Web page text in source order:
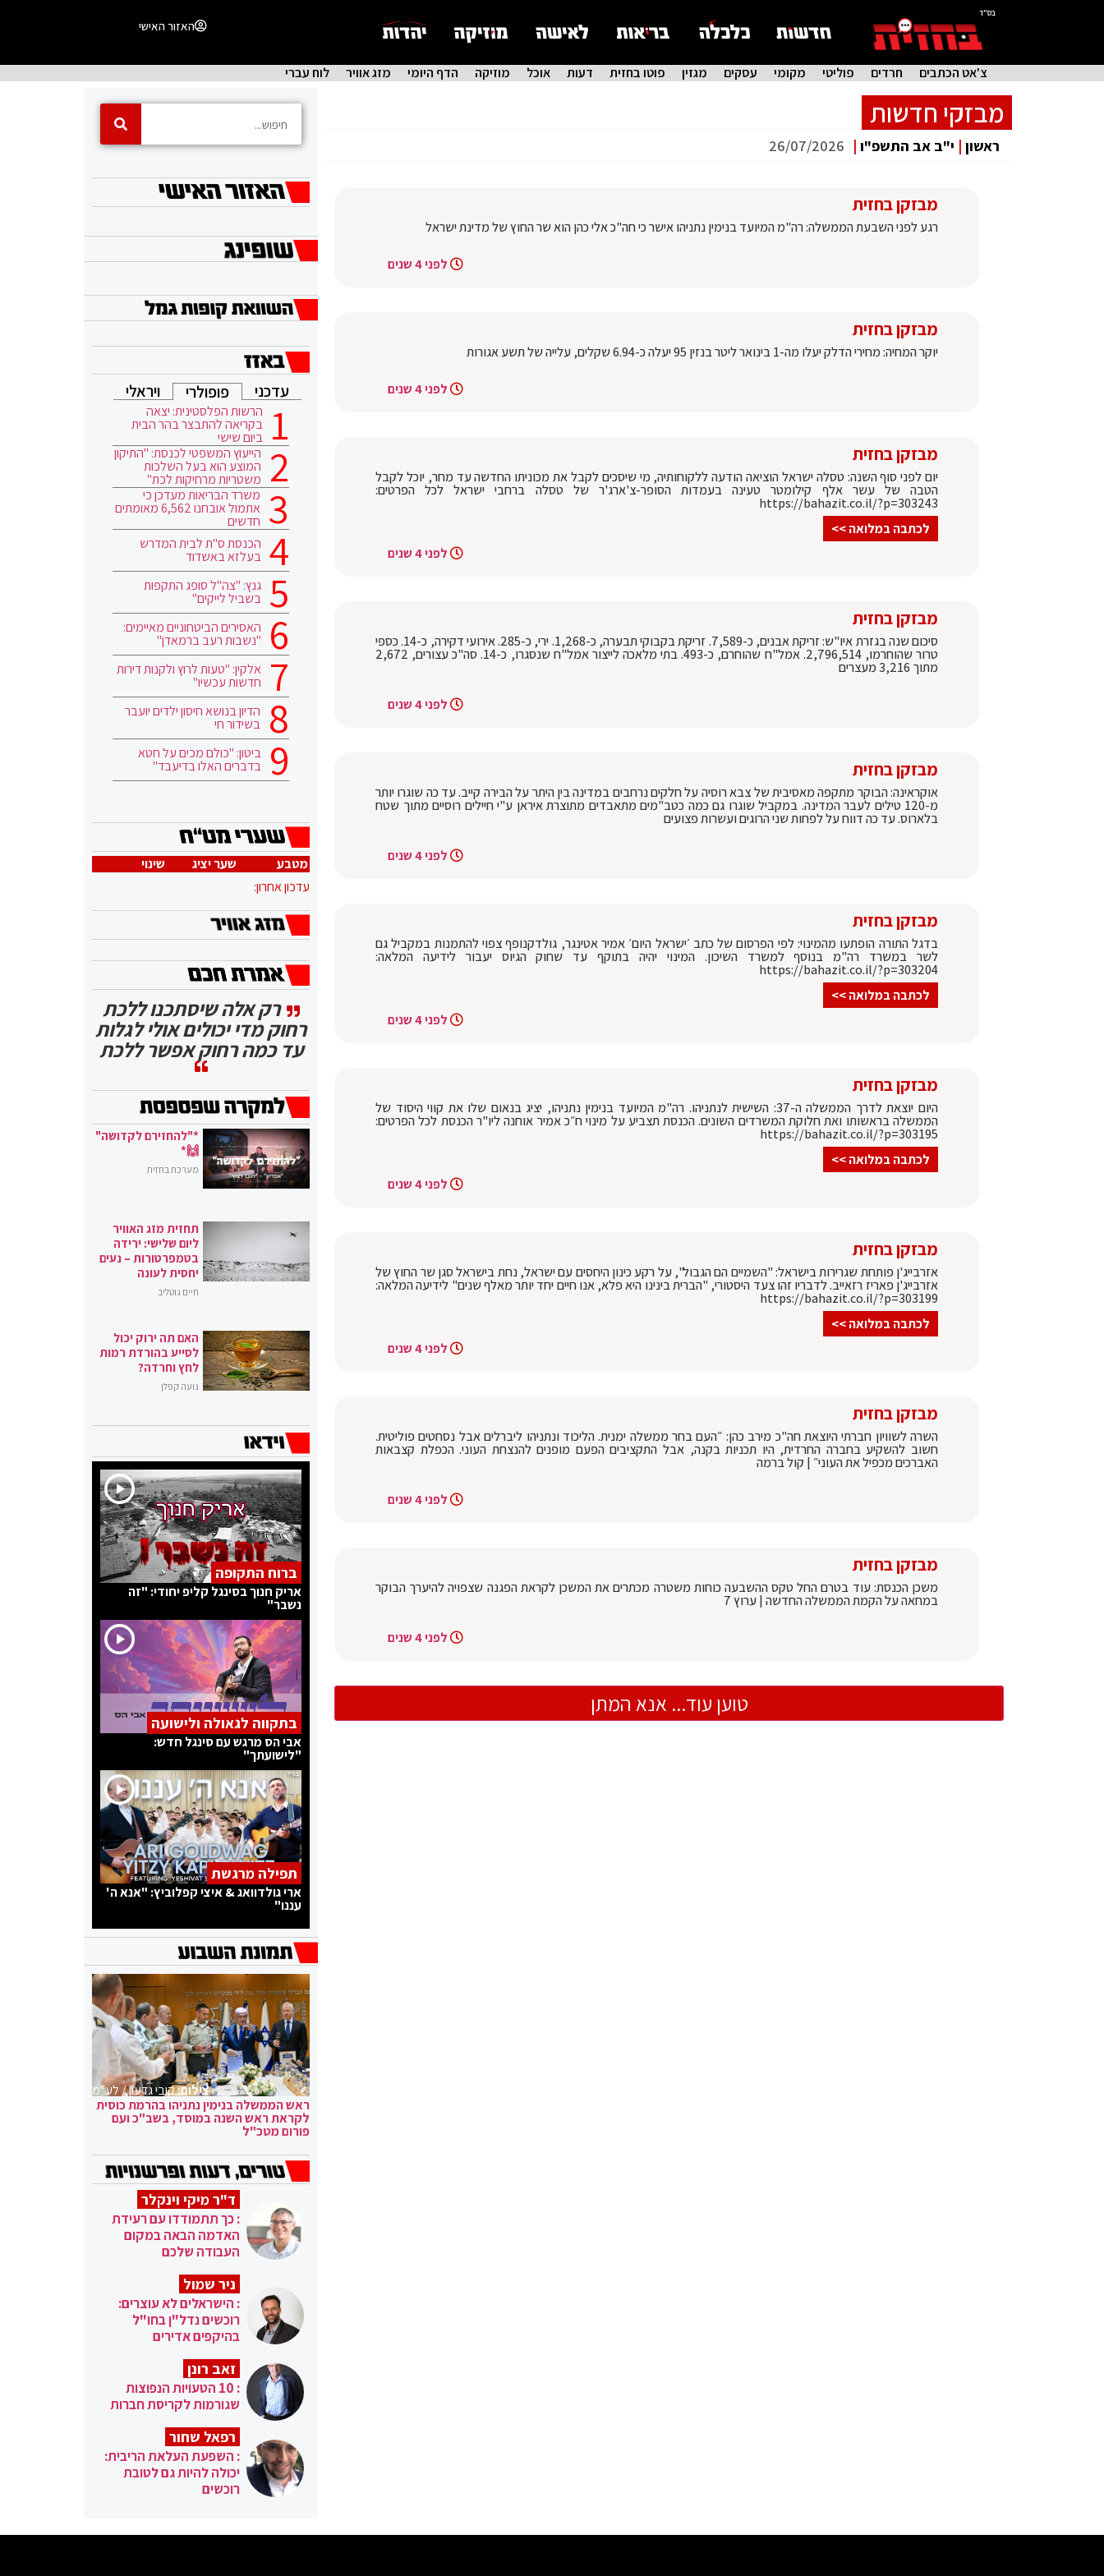
בס"ד
האזור האישי
צ'אט הכתבים חרדים פוליטי מקומי עסקים מגזין פוטו בחזית דעות אוכל מוזיקה הדף היומי מזג אוויר לוח עברי
מבזקי חדשות
ראשון | י"ב אב התשפ"ו |
26/07/2026
מבזקן בחזית
רגע לפני השבעת הממשלה: רה"מ המיועד בנימין נתניהו אישר כי חה"כ אלי כהן הוא שר החוץ של מדינת ישראל
לפני 4 שנים
מבזקן בחזית
יוקר המחיה: מחירי הדלק יעלו מה-1 בינואר ליטר בנזין 95 יעלה כ-6.94 שקלים, עלייה של תשע אגורות
לפני 4 שנים
מבזקן בחזית
יום לפני סוף השנה: טסלה ישראל הוציאה הודעה ללקוחותיה, מי שיסכים לקבל את מכוניתו החדשה עד מחר, יוכל לקבל
הטבה של עשר אלף קילומטר טעינה בעמדות הסופר-צ'ארג'ר של טסלה ברחבי ישראל לכל הפרטים:
https://bahazit.co.il/?p=303243
לכתבה במלואה >>
לפני 4 שנים
מבזקן בחזית
סיכום שנה בגזרת איו"ש: זריקת אבנים, כ-7,589. זריקת בקבוקי תבערה, כ-1,268. ירי, כ-285. אירועי דקירה, כ-14. כספי
טרור שהוחרמו, 2,796,514. אמל"ח שהוחרם, כ-493. בתי מלאכה לייצור אמל"ח שנסגרו, כ-14. סה"כ עצורים, 2,672
מתוך 3,216 מעצרים
לפני 4 שנים
מבזקן בחזית
אוקראינה: הבוקר מתקפה מאסיבית של צבא רוסיה על חלקים נרחבים במדינה בין היתר על הבירה קייב. עד כה שוגרו יותר
מ-120 טילים לעבר המדינה. במקביל שוגרו גם כמה כטב"מים מתאבדים מתוצרת איראן ע"י חיילים רוסיים מתוך שטח
בלארוס. עד כה דווח על לפחות שני הרוגים ועשרות פצועים
לפני 4 שנים
מבזקן בחזית
בדגל התורה הופתעו מהמינוי: לפי הפרסום של כתב ׳ישראל היום׳ אמיר אטינגר, גולדקנופף צפוי להתמנות במקביל גם
לשר במשרד רה"מ בנוסף למשרד השיכון. המינוי יהיה בתוקף עד שחוק הגיוס יעבור לידיעה המלאה:
https://bahazit.co.il/?p=303204
לכתבה במלואה >>
לפני 4 שנים
מבזקן בחזית
היום יוצאת לדרך הממשלה ה-37: השישית לנתניהו. רה"מ המיועד בנימין נתניהו, יציג בנאום שלו את קווי היסוד של
הממשלה בראשותו ואת חלוקת המשרדים השונים. הכנסת תצביע על מינוי ח״כ אמיר אוחנה ליו"ר הכנסת לכל הפרטים:
https://bahazit.co.il/?p=303195
לכתבה במלואה >>
לפני 4 שנים
מבזקן בחזית
אזרבייג'ן פותחת שגרירות בישראל: "השמיים הם הגבול", על רקע כינון היחסים עם ישראל, נחת בישראל סגן שר החוץ של
אזרבייג'ן פאריז רזאייב. לדבריו זהו צעד היסטורי, "הברית בינינו היא פלא, אנו חיים יחד יותר מאלף שנים" לידיעה המלאה:
https://bahazit.co.il/?p=303199
לכתבה במלואה >>
לפני 4 שנים
מבזקן בחזית
השרה לשוויון חברתי היוצאת חה"כ מירב כהן: ״העם בחר ממשלה ימנית. הליכוד ונתניהו ליברלים אבל נסחטים פוליטית.
חשוב להשקיע בחברה החרדית, היו תכניות בקנה, אבל התקציבים הפעם מופנים להנצחת העוני. הכפלת קצבאות
האברכים מכפיל את העוני״ | קול ברמה
לפני 4 שנים
מבזקן בחזית
משכן הכנסת: עוד בטרם החל טקס ההשבעה כוחות משטרה מכתרים את המשכן לקראת הפגנה שצפויה להיערך הבוקר
במחאה על הקמת הממשלה החדשה | ערוץ 7
לפני 4 שנים
טוען עוד... אנא המתן
עדכני פופולרי ויראלי
הרשות הפלסטינית: יצאה
בקריאה להתבצר בהר הבית
ביום שישי
הייעוץ המשפטי לכנסת: "התיקון
המוצע הוא בעל השלכות
משטריות מרחיקות לכת"
משרד הבריאות מעדכן כי
אתמול אובחנו 6,562 מאומתים
חדשים
הכנסת ס"ת לבית המדרש
בעלזא באשדוד
גנץ: "צה"ל סופג התקפות
בשביל לייקים"
האסירים הביטחוניים מאיימים:
"נשבות רעב ברמאדן"
אלקין: "טעות לרוץ ולקנות דירות
חדשות עכשיו"
הדיון בנושא חיסון ילדים יועבר
בשידור חי
ביטון: "כולם מכים על חטא
בדברים האלו בדיעבד"
מטבע שער יציג
שינוי
עדכון אחרון:
רק אלה שיסתכנו ללכת
רחוק מדי יכולים אולי לגלות
עד כמה רחוק אפשר ללכת
*"להחזירם לקדושה"
🙌*
מערכת בחזית
תחזית מזג האוויר
ליום שלישי: ירידה
בטמפרטורות – נעים
יחסית לעונה
חיים גוטליב
האם תה ירוק יכול
לסייע בהורדת רמות
לחץ וחרדה?
נועה קפלן
ברוח התקופה
אריק חנוך בסינגל קליפ יחודי: "זה
נשבר"
בתקווה לגאולה ולישועה
אבי הס מרגש עם סינגל חדש:
"לישועתך"
תפילה מרגשת
ארי גולדוואג & איצי קפלוביץ: "אנא ה'
עננו"
צילום:קובי גדעון / לע"מ
ראש הממשלה בנימין נתניהו בהרמת כוסית
לקראת ראש השנה במוסד, בשב"כ ועם
פורום מטכ"ל
ד"ר מיקי וינקלר
: כך תתמודדו עם רעידת
האדמה הבאה במקום
העבודה שלכם
ניר שמול
: הישראלים לא עוצרים:
רוכשים נדל"ן בחו"ל
בהיקפים אדירים
זאב רונן
: 10 הטעויות הנפוצות
שגורמות לקריסת חברות
רפאל שחור
: השפעת העלאת הריבית:
יכולה להיות גם לטובת
רוכשים